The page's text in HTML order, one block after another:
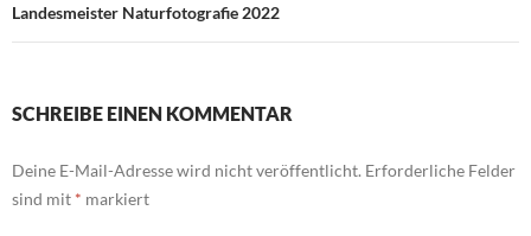
Landesmeister Naturfotografie 2022
SCHREIBE EINEN KOMMENTAR
Deine E-Mail-Adresse wird nicht veröffentlicht. Erforderliche Felder
sind mit * markiert